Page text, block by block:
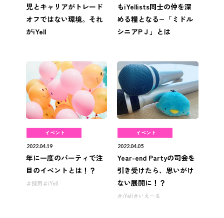
児とキャリアがトレード
オフではない環境。それ
がiYell
もiYellists同士の仲を深
める糧となる−「ミドル
シニアPＪ」とは
イベント
2022.04.19
年に一度のパーティで注
目のイベントとは！？
採用 iYell
イベント
2022.04.05
Year-end Partyの司会を
引き受けたら、思いがけ
ない展開に！？
iYell いえーる